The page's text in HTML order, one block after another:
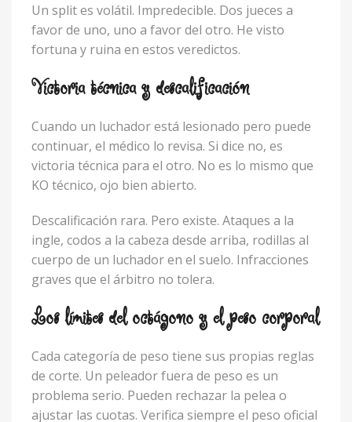
Un split es volátil. Impredecible. Dos jueces a
favor de uno, uno a favor del otro. He visto
fortuna y ruina en estos veredictos.
Victoria técnica y descalificación
Cuando un luchador está lesionado pero puede
continuar, el médico lo revisa. Si dice no, es
victoria técnica para el otro. No es lo mismo que
KO técnico, ojo bien abierto.
Descalificación rara. Pero existe. Ataques a la
ingle, codos a la cabeza desde arriba, rodillas al
cuerpo de un luchador en el suelo. Infracciones
graves que el árbitro no tolera.
Los límites del octágono y el peso corporal
Cada categoría de peso tiene sus propias reglas
de corte. Un peleador fuera de peso es un
problema serio. Pueden rechazar la pelea o
ajustar las cuotas. Verifica siempre el peso oficial